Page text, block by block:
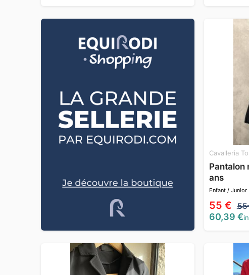
Cavalleria
Pantalon
ans
Enfant / Junior
55 €
60,39 €